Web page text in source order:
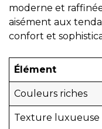
moderne et
aisément aux
confort et
Élément
Couleurs riches
Texture luxueuse